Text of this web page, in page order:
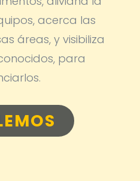
acerca las
áreas, y visibiliza
para